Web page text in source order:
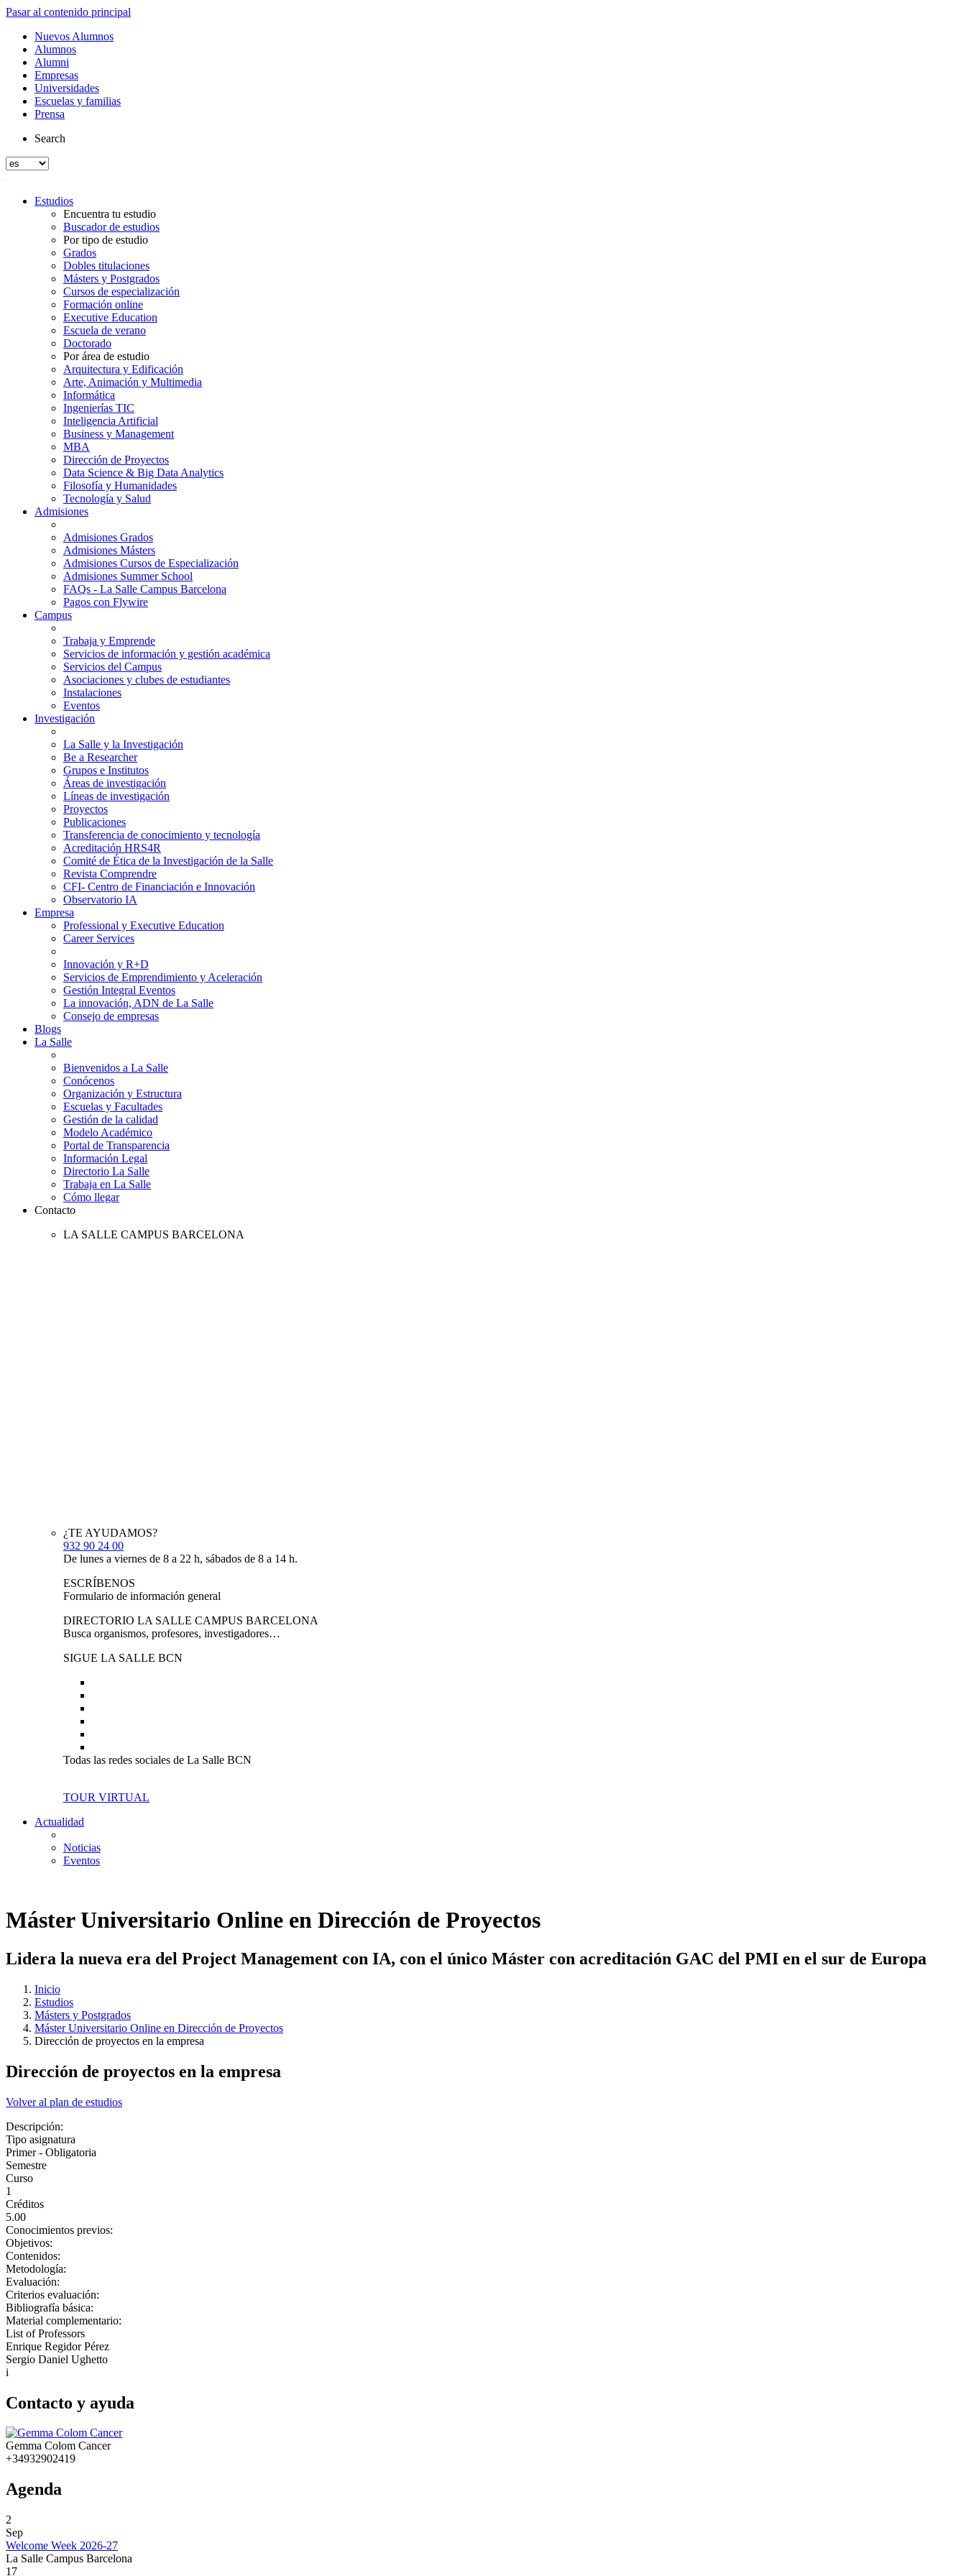
Pasar al contenido principal
Nuevos Alumnos
Alumnos
Alumni
Empresas
Universidades
Escuelas y familias
Prensa
Search
Estudios
Encuentra tu estudio
Buscador de estudios
Por tipo de estudio
Grados
Dobles titulaciones
Másters y Postgrados
Cursos de especialización
Formación online
Executive Education
Escuela de verano
Doctorado
Por área de estudio
Arquitectura y Edificación
Arte, Animación y Multimedia
Informática
Ingenierías TIC
Inteligencia Artificial
Business y Management
MBA
Dirección de Proyectos
Data Science & Big Data Analytics
Filosofía y Humanidades
Tecnología y Salud
Admisiones
Admisiones Grados
Admisiones Másters
Admisiones Cursos de Especialización
Admisiones Summer School
FAQs - La Salle Campus Barcelona
Pagos con Flywire
Campus
Trabaja y Emprende
Servicios de información y gestión académica
Servicios del Campus
Asociaciones y clubes de estudiantes
Instalaciones
Eventos
Investigación
La Salle y la Investigación
Be a Researcher
Grupos e Institutos
Áreas de investigación
Líneas de investigación
Proyectos
Publicaciones
Transferencia de conocimiento y tecnología
Acreditación HRS4R
Comité de Ética de la Investigación de la Salle
Revista Comprendre
CFI- Centro de Financiación e Innovación
Observatorio IA
Empresa
Professional y Executive Education
Career Services
Innovación y R+D
Servicios de Emprendimiento y Aceleración
Gestión Integral Eventos
La innovación, ADN de La Salle
Consejo de empresas
Blogs
La Salle
Bienvenidos a La Salle
Conócenos
Organización y Estructura
Escuelas y Facultades
Gestión de la calidad
Modelo Académico
Portal de Transparencia
Información Legal
Directorio La Salle
Trabaja en La Salle
Cómo llegar
Contacto
LA SALLE CAMPUS BARCELONA
¿TE AYUDAMOS?
932 90 24 00
De lunes a viernes de 8 a 22 h, sábados de 8 a 14 h.
ESCRÍBENOS
Formulario de información general
DIRECTORIO LA SALLE CAMPUS BARCELONA
Busca organismos, profesores, investigadores…
SIGUE LA SALLE BCN
Todas las redes sociales de La Salle BCN
TOUR VIRTUAL
Actualidad
Noticias
Eventos
Máster Universitario Online en Dirección de Proyectos
Lidera la nueva era del Project Management con IA, con el único Máster con acreditación GAC del PMI en el sur de Europa
Inicio
Estudios
Másters y Postgrados
Máster Universitario Online en Dirección de Proyectos
Dirección de proyectos en la empresa
Dirección de proyectos en la empresa
Volver al plan de estudios
Descripción:
Tipo asignatura
Primer - Obligatoria
Semestre
Curso
1
Créditos
5.00
Conocimientos previos:
Objetivos:
Contenidos:
Metodología:
Evaluación:
Criterios evaluación:
Bibliografía básica:
Material complementario:
List of Professors
Enrique Regidor Pérez
Sergio Daniel Ughetto
i
Contacto y ayuda
Gemma Colom Cancer
+34932902419
Agenda
2
Sep
Welcome Week 2026-27
La Salle Campus Barcelona
17